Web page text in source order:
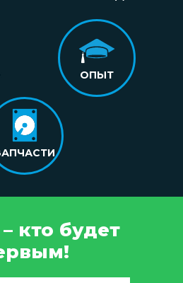
ОПЫТ
кто будет